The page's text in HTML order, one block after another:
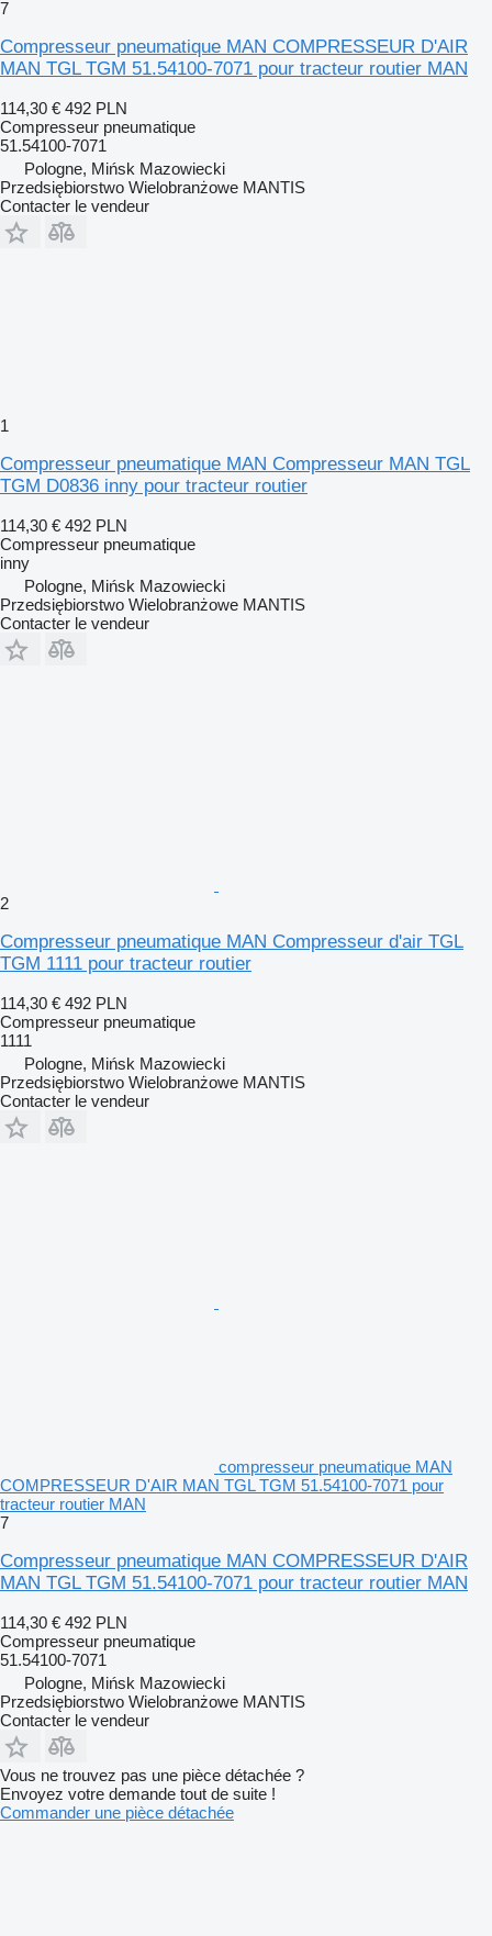
7
Compresseur pneumatique MAN COMPRESSEUR D'AIR
MAN TGL TGM 51.54100-7071 pour tracteur routier MAN
114,30 € 492 PLN
Compresseur pneumatique
51.54100-7071
Pologne, Mińsk Mazowiecki
Przedsiębiorstwo Wielobranżowe MANTIS
Contacter le vendeur
1
Compresseur pneumatique MAN Compresseur MAN TGL
TGM D0836 inny pour tracteur routier
114,30 € 492 PLN
Compresseur pneumatique
inny
Pologne, Mińsk Mazowiecki
Przedsiębiorstwo Wielobranżowe MANTIS
Contacter le vendeur
2
Compresseur pneumatique MAN Compresseur d'air TGL
TGM 1111 pour tracteur routier
114,30 € 492 PLN
Compresseur pneumatique
1111
Pologne, Mińsk Mazowiecki
Przedsiębiorstwo Wielobranżowe MANTIS
Contacter le vendeur
compresseur pneumatique MAN
COMPRESSEUR D'AIR MAN TGL TGM 51.54100-7071 pour
tracteur routier MAN
7
Compresseur pneumatique MAN COMPRESSEUR D'AIR
MAN TGL TGM 51.54100-7071 pour tracteur routier MAN
114,30 € 492 PLN
Compresseur pneumatique
51.54100-7071
Pologne, Mińsk Mazowiecki
Przedsiębiorstwo Wielobranżowe MANTIS
Contacter le vendeur
Vous ne trouvez pas une pièce détachée ?
Envoyez votre demande tout de suite !
Commander une pièce détachée